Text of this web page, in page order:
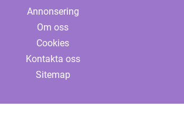
Annonsering
Om oss
Cookies
Kontakta oss
Sitemap